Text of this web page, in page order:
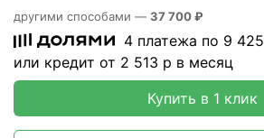
другими способами — 37 700 ₽
4 платежа по 9 425
или кредит от 2 513 р в месяц
Купить в 1 клик